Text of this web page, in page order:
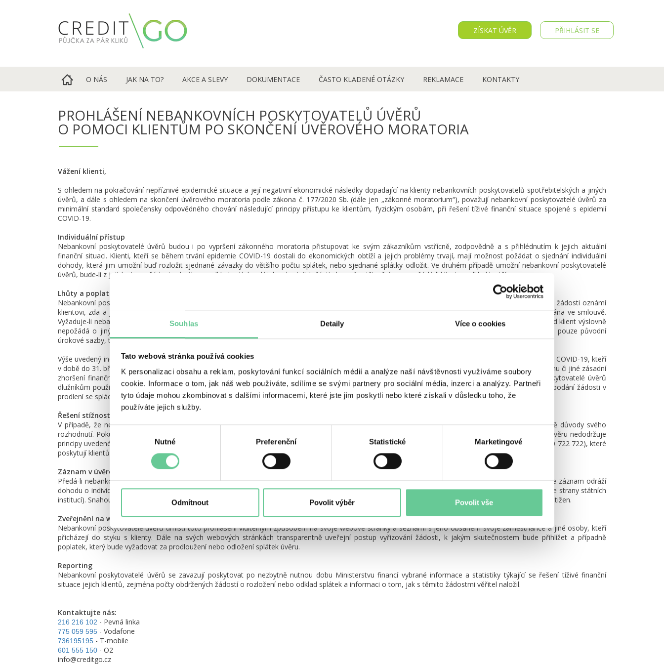
Souhlas Detaily Více o cookies
Tato webová stránka používá cookies
K personalizaci obsahu a reklam, poskytování funkcí sociálních médií a analýze naší návštěvnosti využíváme soubory
cookie. Informace o tom, jak náš web používáte, sdílíme se svými partnery pro sociální média, inzerci a analýzy. Partneři
tyto údaje mohou zkombinovat s dalšími informacemi, které jste jim poskytli nebo které získali v důsledku toho, že
používáte jejich služby.
Výběr
souhlasu
Nutné Preferenční Statistické Marketingové
Odmítnout Povolit výběr Povolit vše
ZÍSKAT ÚVĚR PŘIHLÁSIT SE
O NÁS JAK NA TO? AKCE A SLEVY DOKUMENTACE ČASTO KLADENÉ OTÁZKY REKLAMACE KONTAKTY
PROHLÁŠENÍ NEBANKOVNÍCH POSKYTOVATELŮ ÚVĚRŮ
О POMOCI KLIENTŮM РО SKONČENÍ ÚVĚROVÉHO MORATORIA
Vážení klienti,
S ohledem na pokračování nepříznivé epidemické situace a její negativní ekonomické následky dopadající na klienty nebankovních poskytovatelů spotřebitelských a jiných
úvěrů, a dále s ohledem na skončení úvěrového moratoria podle zákona č. 177/2020 Sb. (dále jen „zákonné moratorium“), považují nebankovní poskytovatelé úvěrů za
minimální standard společensky odpovědného chování následující principy přístupu ke klientům, fyzickým osobám, při řešení tíživé finanční situace spojené s epidemií
COVID-19.
Individuální přístup
Nebankovní poskytovatelé úvěrů budou i po vypršení zákonného moratoria přistupovat ke svým zákazníkům vstřícně, zodpovědně a s přihlédnutím k jejich aktuální
finanční situaci. Klienti, kteří se během trvání epidemie COVID-19 dostali do ekonomických obtíží a jejich problémy trvají, mají možnost požádat o sjednání individuální
dohody, která jim umožní buď rozložit sjednané závazky do většího počtu splátek, nebo sjednané splátky odložit. Ve druhém případě umožní nebankovní poskytovatelé
úvěrů, bude-li z jejich strany žádost schválena, odklad celých splátek nebo jejich části alespoň o tři měsíce, nepožádá-li klient o odklad kratší.
Lhůty a poplatky
Nebankovní poskytovatelé úvěru se zavazují, že budou vyřizovat žádosti bez zbytečného odkladu, pokud to bude možné, zpravidla do 10 dnů od přijetí žádosti oznámí
klientovi, zda a jakým způsobem vyhoví a bude-li to možné, nezatíží jej za tuto změnu nepřiměřenými poplatky, i pokud by taková možnost byla sjednána ve smlouvě.
Vyžaduje-li nebankovní poskytovatel úvěru za odložení nebo rozložení splátek poplatek, bude tento poplatek splatný na konci doby splatnosti úvěru, pokud klient výslovně
nepožádá o jiný způsob splatnosti poplatku. Po dobu trvání odkladu splátek se nebankovní poskytovatelé úvěrů zavazují, že budou klientům účtovat pouze původní
úrokové sazby, tak aby se významně nenavýšily celkové náklady úvěru.
Výše uvedený individuální přístup nebankovní poskytovatelé úvěrů uplatní zejména vůči klientům postiženým negativním ekonomickým dopadem epidemie COVID-19, kteří
v době do 31. března 2021 prohlásí, nebo dokladem osvědčí (dle požadavků a pravidel příslušného nebankovního poskytovatele) ztrátu jejich hlavního příjmu či jiné zásadní
zhoršení finanční situace domácnosti (výpovědí ze zaměstnání, registrací na úřadu práce, přerušením živnosti apod.). Uvedený přístup nebankovní poskytovatelé úvěrů
dlužníkům použijí u všech typů úvěrů, na které se vztahovalo zákonné moratorium za předpokladu, že dlužník, který žádá o odklad splátek, není ke dni podání žádosti v
prodlení se splácením splátek.
Řešení stížností
V případě, že nebankovní poskytovatel úvěru nebude moci žádosti klienta o rozložení nebo posun splátek vyhovět, zavazuje se klientovi sdělit písemně důvody svého
rozhodnutí. Pokud klient nebude s rozhodnutím nebo se způsobem řešení své individuální situace spokojen, nebo zjistí-li, že nebankovní poskytovatel úvěru nedodržuje
principy uvedené v tomto prohlášení, může se obracet také na neziskové organizace, např. Člověk v tísni (770 600 800) nebo Poradna při finanční tísni (800 722 722), které
poskytují klientům bezplatné dluhové poradenství.
Záznam v úvěrových registrech
Předá-li nebankovní poskytovatel úvěru informaci o poskytnutí individuálního přístupu některému z úvěrových registrů, zavazuje se jí doplnit o sdělení, že záznam odráží
dohodu o individuálním přístupu v souvislosti epidemií COVID 19, nikoli prodlení klienta, pokud to registr umožňuje (za předpokladu zajištění potřebného ze strany státních
institucí). Snahou je, aby při případné budoucí žádosti o nový úvěr nebylo na klienta nahlíženo jako na neplatiče, a nebyl tak tímto záznamem negativně postižen.
Zveřejnění na webových stránkách
Nebankovní poskytovatelé úvěrů umístí toto prohlášení viditelným způsobem na svoje webové stránky a seznámí s jeho obsahem svoje zaměstnance a jiné osoby, kteří
přicházejí do styku s klienty. Dále na svých webových stránkách transparentně uveřejní postup vyřizování žádosti, k jakým skutečnostem bude přihlížet a případně
poplatek, který bude vyžadovat za prodloužení nebo odložení splátek úvěru.
Reporting
Nebankovní poskytovatelé úvěrů se zavazují poskytovat po nezbytně nutnou dobu Ministerstvu financí vybrané informace a statistiky týkající se řešení tíživé finanční
situace jejich klientů, zejména počty obdržených žádostí o rozložení nebo odklad splátek a informaci o tom, jak s těmito žádostmi věřitel naložil.
Kontaktujte nás:
216 216 102 - Pevná linka
775 059 595 - Vodafone
736195195 - T-mobile
601 555 150 - O2
info@creditgo.cz